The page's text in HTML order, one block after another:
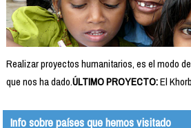
Realizar proyectos humanitarios, es el modo
que nos ha dado.ÚLTIMO PROYECTO:El
Info sobre países que hemos visitado